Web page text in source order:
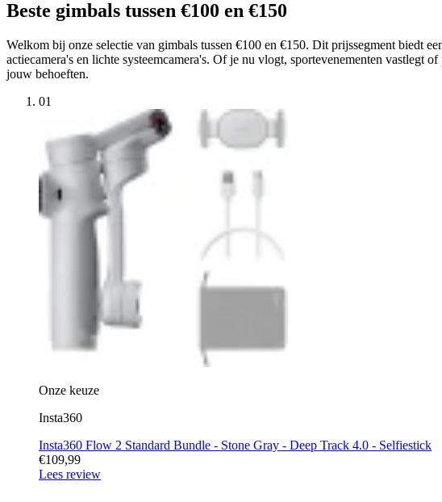
Beste gimbals tussen €100 en €150
Welkom bij onze selectie van gimbals tussen €100 en €150. Dit prijssegment biedt
actiecamera's en lichte systeemcamera's. Of je nu vlogt, sportevenementen vastlegt
jouw behoeften.
01
Onze keuze
Insta360
Insta360 Flow 2 Standard Bundle - Stone Gray - Deep Track 4.0 - Selfiestick
€109,99
Lees review